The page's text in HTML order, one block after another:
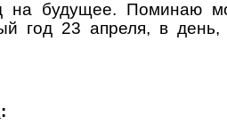
на будущее. Поминаю
год 23 апреля, в
: